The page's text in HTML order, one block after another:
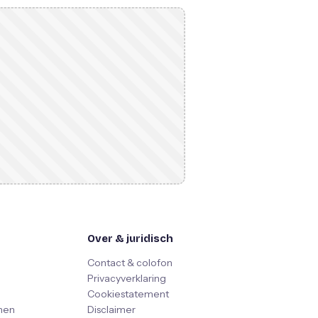
Over & juridisch
Contact & colofon
Privacyverklaring
Cookiestatement
Disclaimer